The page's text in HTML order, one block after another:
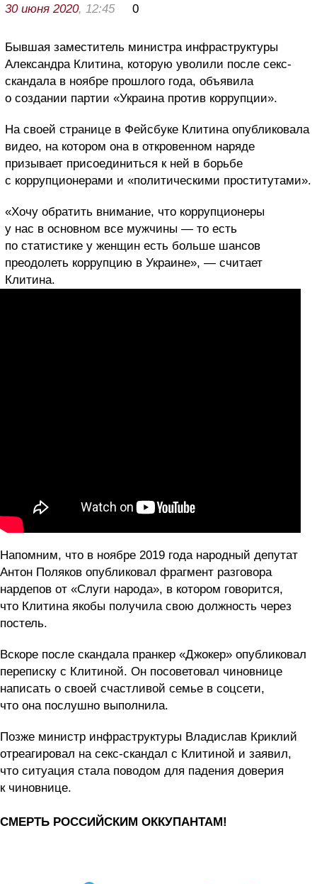
30 июня 2020, 12:45 0
Бывшая заместитель министра инфраструктуры
Александра Клитина, которую уволили после секс-
скандала в ноябре прошлого года, объявила
о создании партии «Украина против коррупции».
На своей странице в Фейсбуке Клитина опубликовала
видео, на котором она в откровенном наряде
призывает присоединиться к ней в борьбе
с коррупционерами и «политическими проститутами».
«Хочу обратить внимание, что коррупционеры
у нас в основном все мужчины — то есть
по статистике у женщин есть больше шансов
преодолеть коррупцию в Украине», — считает
Клитина.
Напомним, что в ноябре 2019 года народный депутат
Антон Поляков опубликовал фрагмент разговора
нардепов от «Слуги народа», в котором говорится,
что Клитина якобы получила свою должность через
постель.
Вскоре после скандала пранкер «Джокер» опубликовал
переписку с Клитиной. Он посоветовал чиновнице
написать о своей счастливой семье в соцсети,
что она послушно выполнила.
Позже министр инфраструктуры Владислав Криклий
отреагировал на секс-скандал с Клитиной и заявил,
что ситуация стала поводом для падения доверия
к чиновнице.
СМЕРТЬ РОССИЙСКИМ ОККУПАНТАМ!